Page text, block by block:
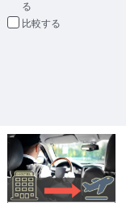
比較